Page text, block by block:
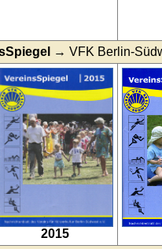
→ VFK Berlin-
2015